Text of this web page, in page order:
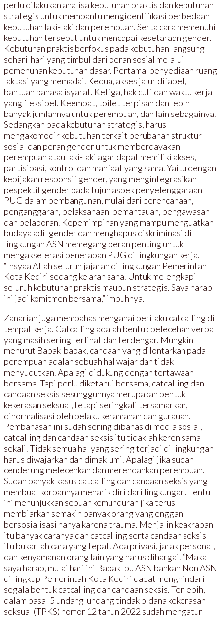
perlu dilakukan analisa kebutuhan praktis dan kebutuhan
strategis untuk membantu mengidentifikasi perbedaan
kebutuhan laki-laki dan perempuan. Serta cara memenuhi
kebutuhan tersebut untuk mencapai kesetaraan gender.
Kebutuhan praktis berfokus pada kebutuhan langsung
sehari-hari yang timbul dari peran sosial melalui
pemenuhan kebutuhan dasar. Pertama, penyediaan ruang
laktasi yang memadai. Kedua, akses jalur difabel,
bantuan bahasa isyarat. Ketiga, hak cuti dan waktu kerja
yang fleksibel. Keempat, toilet terpisah dan lebih
banyak jumlahnya untuk perempuan, dan lain sebagainya.
Sedangkan pada kebutuhan strategis, harus
mengakomodir kebutuhan terkait perubahan struktur
sosial dan peran gender untuk memberdayakan
perempuan atau laki-laki agar dapat memiliki akses,
partisipasi, kontrol dan manfaat yang sama. Yaitu dengan
kebijakan responsif gender, yang mengintegrasikan
pespektif gender pada tujuh aspek penyelenggaraan
PUG dalam pembangunan, mulai dari perencanaan,
penganggaran, pelaksanaan, pemantauan, pengawasan
dan pelaporan. Kepemimpinan yang mampu menguatkan
budaya adil gender dan menghapus diskriminasi di
lingkungan ASN memegang peran penting untuk
mengakselerasi penerapan PUG di lingkungan kerja.
“Insyaa Allah seluruh jajaran di lingkungan Pemerintah
Kota Kediri sedang ke arah sana. Untuk melengkapi
seluruh kebutuhan praktis maupun strategis. Saya harap
ini jadi komitmen bersama,” imbuhnya.
Zanariah juga membahas menganai perilaku catcalling di
tempat kerja. Catcalling adalah bentuk pelecehan verbal
yang masih sering terlihat dan terdengar. Mungkin
menurut Bapak-bapak, candaan yang dilontarkan pada
perempuan adalah sebuah hal wajar dan tidak
menyudutkan. Apalagi didukung dengan tertawaan
bersama. Tapi perlu diketahui bersama, catcalling dan
candaan seksis sesungguhnya merupakan bentuk
kekerasan seksual, tetapi seringkali tersamarkan,
dinormalisasi oleh pelaku keramahan dan gurauan.
Pembahasan ini sudah sering dibahas di media sosial,
catcalling dan candaan seksis itu tidaklah keren sama
sekali. Tidak semua hal yang sering terjadi di lingkungan
harus diwajarkan dan dimaklumi. Apalagi jika sudah
cenderung melecehkan dan merendahkan perempuan.
Sudah banyak kasus catcalling dan candaan seksis yang
membuat korbannya menarik diri dari lingkungan. Tentu
ini menunjukkan sebuah kemunduran jika terus
membiarkan semakin banyak orang yang enggan
bersosialisasi hanya karena trauma. Menjalin keakraban
itu banyak caranya dan catcalling serta candaan seksis
itu bukanlah cara yang tepat. Ada privasi, jarak personal,
dan kenyamanan orang lain yang harus dihargai. “Maka
saya harap, mulai hari ini Bapak Ibu ASN bahkan Non ASN
di lingkup Pemerintah Kota Kediri dapat menghindari
segala bentuk catcalling dan candaan seksis. Terlebih,
dalam pasal 5 undang-undang tindak pidana kekerasan
seksual (TPKS) nomor 12 tahun 2022 sudah mengatur